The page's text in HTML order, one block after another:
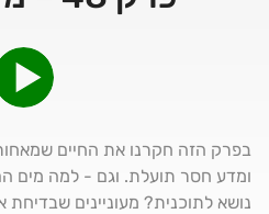
בפרק הזה חקרנו את החיים
ומדע חסר תועלת. וגם - למה מים
נושא לתוכנית? מעוניינים